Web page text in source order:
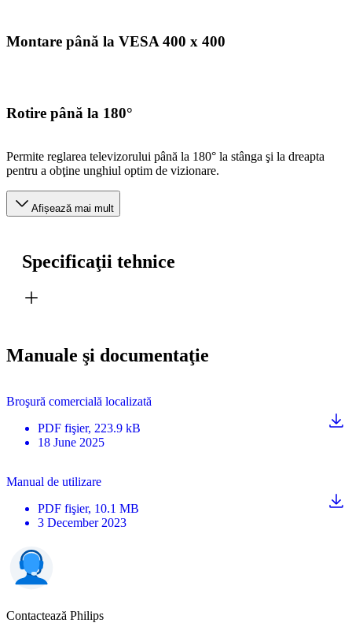
Montare până la VESA 400 x 400
Rotire până la 180°
Permite reglarea televizorului până la 180° la stânga şi la dreapta
pentru a obţine unghiul optim de vizionare.
Afișează mai mult
Specificaţii tehnice
Manuale şi documentaţie
Broşură comercială localizată
PDF fişier, 223.9 kB
18 June 2025
Manual de utilizare
PDF fişier, 10.1 MB
3 December 2023
Contactează Philips